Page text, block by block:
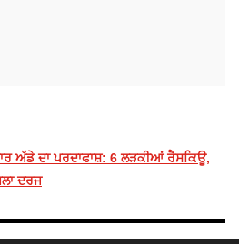
ਅੱਡੇ ਦਾ ਪਰਦਾਫਾਸ਼: 6 ਲੜਕੀਆਂ ਰੈਸਕਿਊ,
ਦਰਜ